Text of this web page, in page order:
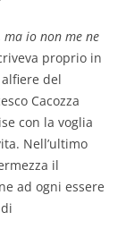
io non me ne
proprio in
del
Cacozza
con la voglia
Nell’ultimo
il
ad ogni essere
di